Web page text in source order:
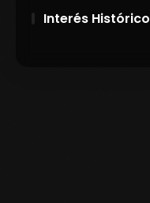
Interés Histórico